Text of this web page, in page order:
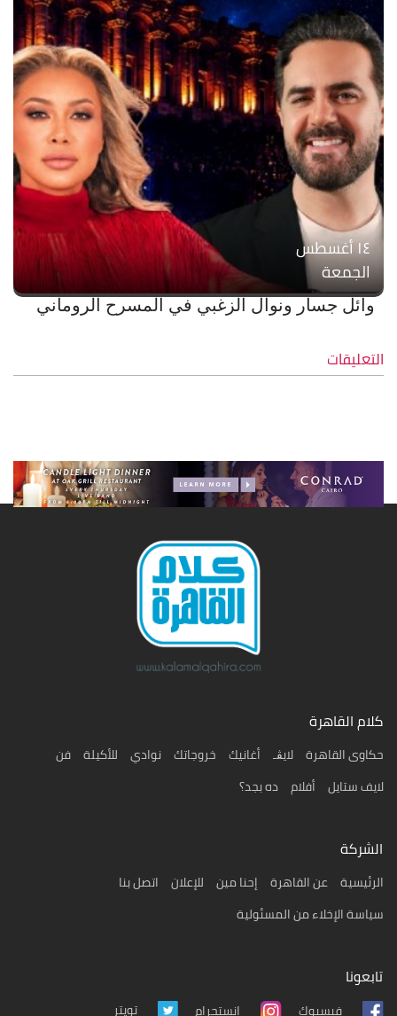
۱٤ أغسطس
الجمعة
وائل جسار ونوال الزغبي في المسرح الروماني
التعليقات
كلام القاهرة
حكاوى القاهرة لايڨـ أغانيك خروجاتك نوادي للأكيلة فن
لايف ستايل أفلام ده بجد؟
الشركة
الرئيسية عن القاهرة إحنا مين للإعلان اتصل بنا
سياسة الإخلاء من المسئولية
تابعونا
فيسبوك انستجرام تويتر